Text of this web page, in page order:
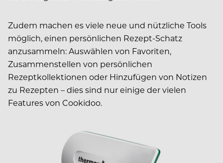
Zudem machen es viele neue und nützliche Tools
möglich, einen persönlichen Rezept-Schatz
anzusammeln: Auswählen von Favoriten,
Zusammenstellen von persönlichen
Rezeptkollektionen oder Hinzufügen von Notizen
zu Rezepten – dies sind nur einige der vielen
Features von Cookidoo.